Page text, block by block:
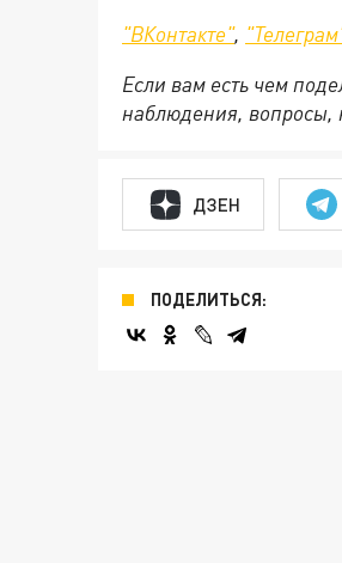
"ВКонтакте",
Если вам есть чем
наблюдения, вопросы,
ДЗЕН
ПОДЕЛИТЬСЯ: